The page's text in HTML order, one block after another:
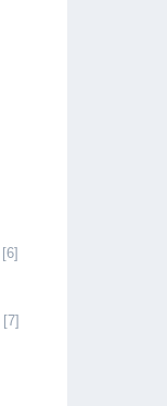
[6]
[7]